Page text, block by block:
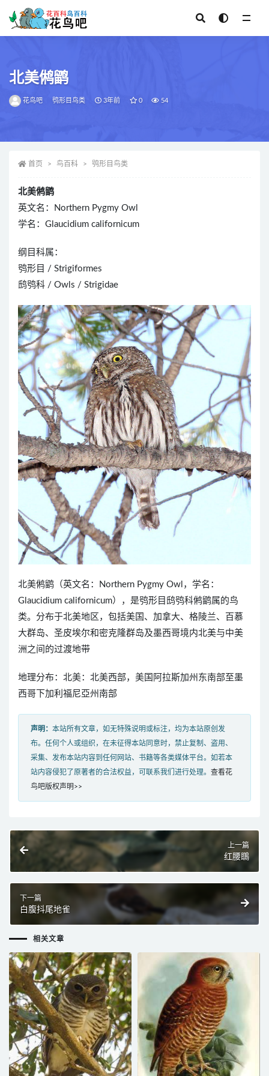
北美鸺鹠
花鸟吧 鸮形目鸟类 3年前 0 54
首页 鸟百科 鸮形目鸟类
北美鸺鹠
英文名：Northern Pygmy Owl
学名：Glaucidium californicum
纲目科属：
鸮形目 / Strigiformes
鸱鸮科 / Owls / Strigidae
北美鸺鹠（英文名：Northern Pygmy Owl，学名：
Glaucidium californicum），是鸮形目鸱鸮科鸺鹠属的鸟
类。分布于北美地区，包括美国、加拿大、格陵兰、百慕
大群岛、圣皮埃尔和密克隆群岛及墨西哥境内北美与中美
洲之间的过渡地带
地理分布：北美：北美西部，美国阿拉斯加州东南部至墨
西哥下加利福尼亞州南部
声明： 本站所有文章，如无特殊说明或标注，均为本站原创发
布。任何个人或组织，在未征得本站同意时，禁止复制、盗用、
采集、发布本站内容到任何网站、书籍等各类媒体平台。如若本
站内容侵犯了原著者的合法权益，可联系我们进行处理。 查看花
鸟吧版权声明>>
上一篇
红腰䳭
下一篇
白腹抖尾地雀
相关文章